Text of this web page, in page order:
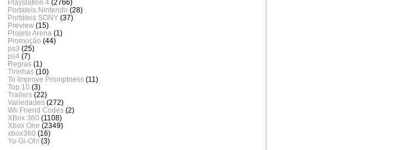
Playstation 4 (2766)
Portáteis Nintendo (28)
Portáteis SONY (37)
Preview (15)
Projeto Arena (1)
Promoção (44)
ps3 (25)
ps4 (7)
Regras (1)
Tirinhas (10)
To Improve Promptness (11)
Top 10 (3)
Trailers (22)
Variedades (272)
Wii Friend Codes (2)
XBox 360 (1108)
Xbox One (2349)
xbox360 (16)
Yu-Gi-Oh! (3)